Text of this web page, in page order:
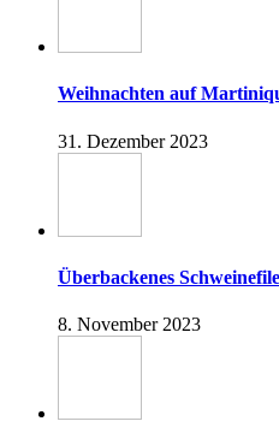
Weihnachten auf
31. Dezember 2023
Überbackenes
8. November 2023